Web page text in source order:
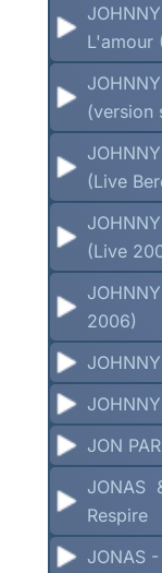
L'amour
(version
(Live
(Live
2006)
JON
JONAS
Respire
JONAS